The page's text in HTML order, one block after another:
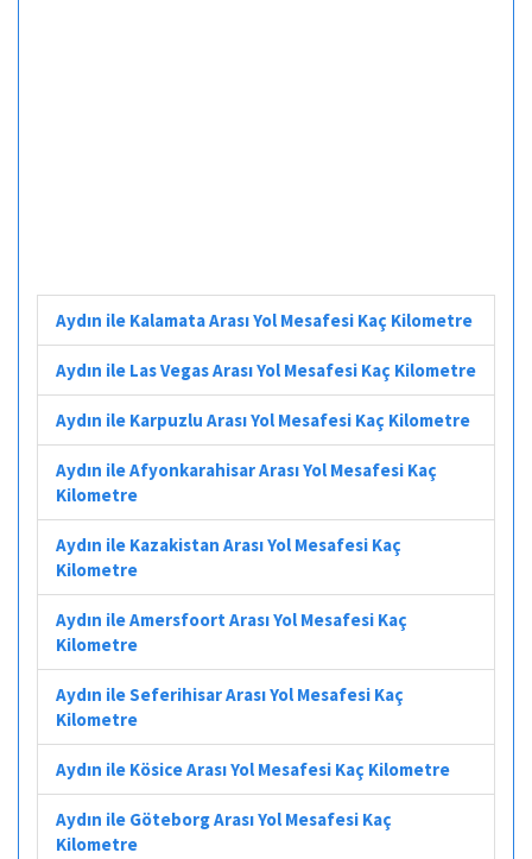
Aydın ile Kalamata Arası Yol Mesafesi Kaç Kilometre
Aydın ile Las Vegas Arası Yol Mesafesi Kaç Kilometre
Aydın ile Karpuzlu Arası Yol Mesafesi Kaç Kilometre
Aydın ile Afyonkarahisar Arası Yol Mesafesi Kaç
Kilometre
Aydın ile Kazakistan Arası Yol Mesafesi Kaç
Kilometre
Aydın ile Amersfoort Arası Yol Mesafesi Kaç
Kilometre
Aydın ile Seferihisar Arası Yol Mesafesi Kaç
Kilometre
Aydın ile Kösice Arası Yol Mesafesi Kaç Kilometre
Aydın ile Göteborg Arası Yol Mesafesi Kaç
Kilometre